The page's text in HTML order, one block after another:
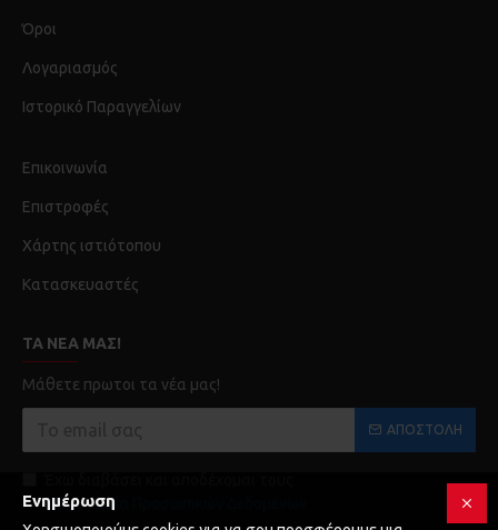
Όροι
Λογαριασμός
Ιστορικό Παραγγελίων
Επικοινωνία
Επιστροφές
Χάρτης ιστιότοπου
Κατασκευαστές
ΤΑ ΝΈΑ ΜΑΣ!
Μάθετε πρωτοι τα νέα μας!
ΑΠΟΣΤΟΛΉ
Προστασία Προσωπικών Δεδομένων
Ενημέρωση